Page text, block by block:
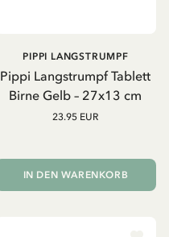
Pippi Langstrumpf Tablett
Birne Gelb – 27x13 cm
PIPPI LANGSTRUMPF
23.95 EUR
IN DEN WARENKORB